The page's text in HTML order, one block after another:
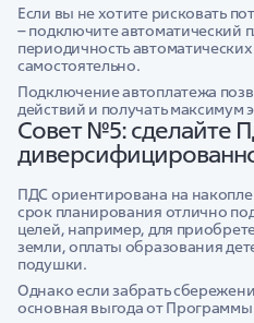
Если вы не хотите рисковать
– подключите автоматический
периодичность
самостоятельно.
Подключение автоплатежа
действий и получать максимум
Совет №5: сделайте
ПДС ориентирована на
срок планирования отлично
целей, например, для
земли, оплаты образования
подушки.
Однако если забрать
основная выгода от Программы